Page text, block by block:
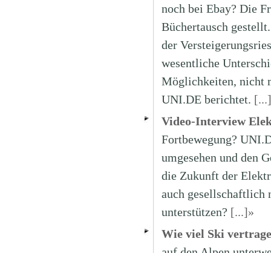
noch bei Ebay? Die
Büchertausch
der
wesentliche
Möglichkeiten, nicht
UNI.DE berichtet.
Video-Interview
Fortbewegung?
umgesehen und den
die Zukunft der
auch gesellschaftlich
unterstützen? [...]»
Wie viel Ski